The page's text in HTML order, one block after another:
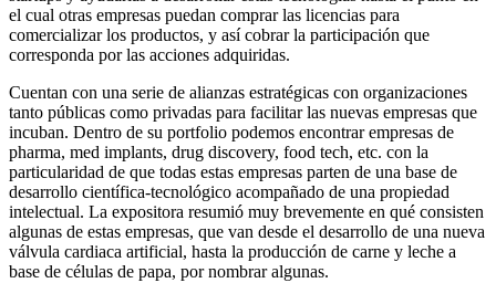
el cual otras empresas puedan comprar las licencias para
comercializar los productos, y así cobrar la participación que
corresponda por las acciones adquiridas.
Cuentan con una serie de alianzas estratégicas con organizaciones
tanto públicas como privadas para facilitar las nuevas empresas que
incuban. Dentro de su portfolio podemos encontrar empresas de
pharma, med implants, drug discovery, food tech, etc. con la
particularidad de que todas estas empresas parten de una base de
desarrollo científica-tecnológico acompañado de una propiedad
intelectual. La expositora resumió muy brevemente en qué consisten
algunas de estas empresas, que van desde el desarrollo de una nueva
válvula cardiaca artificial, hasta la producción de carne y leche a
base de células de papa, por nombrar algunas.